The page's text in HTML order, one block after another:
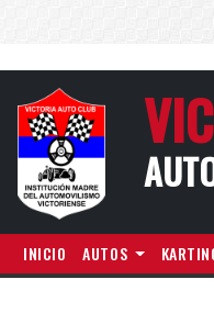
INICIO AUTOS